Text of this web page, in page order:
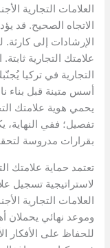
العلامات التجارية
الاتجاه الصحيح. قد
الإرشادات إلى كارثة.
علامتك التجارية
التجارية في تركيا
أسس متينة قبل بناء
يحمي هوية علامتك
تفصيل؛ ففي النهاية،
بقرارات مدروسة
تعتمد حماية علامتك
لاستراتيجية تسجيل
العلامات التجارية
وموعد نهائي يحملان
للحفاظ على الأفكار